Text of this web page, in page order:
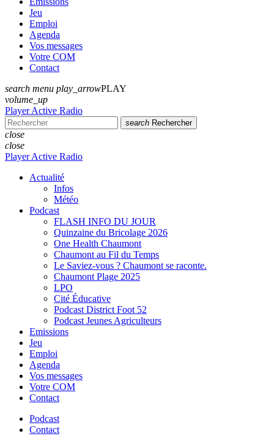
Jeu
Emploi
Agenda
Vos messages
Votre COM
Contact
search menu play_arrowPLAY
volume_up
Player Active Radio
search Rechercher
close
close
Player Active Radio
Actualité
Infos
Météo
Podcast
FLASH INFO DU JOUR
Quinzaine du Bricolage 2026
One Health Chaumont
Chaumont au Fil du Temps
Le Saviez-vous ? Chaumont se raconte.
Chaumont Plage 2025
LPO
Cité Éducative
Podcast District Foot 52
Podcast Jeunes Agriculteurs
Emissions
Jeu
Emploi
Agenda
Vos messages
Votre COM
Contact
Podcast
Contact